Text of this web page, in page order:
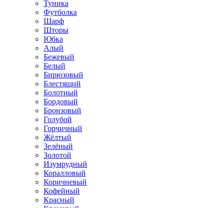
Туника
Футболка
Шарф
Шторы
Юбка
Алый
Бежевый
Белый
Бирюзовый
Блестящий
Болотный
Бордовый
Бронзовый
Голубой
Горчичный
Жёлтый
Зелёный
Золотой
Изумрудный
Коралловый
Коричневый
Кофейный
Красный